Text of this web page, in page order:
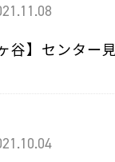
谷】センター